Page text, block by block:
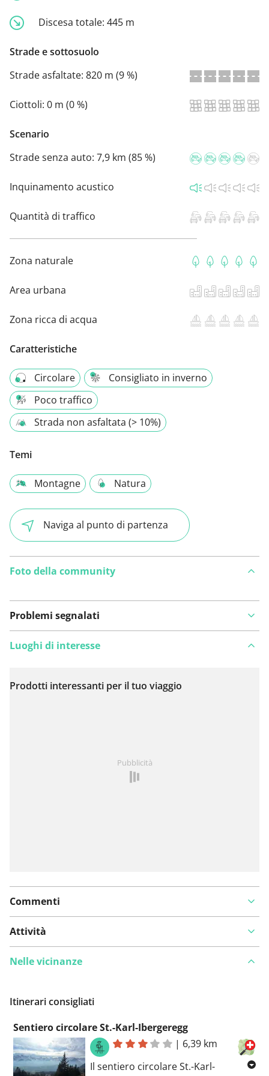
Discesa totale: 445 m
Strade e sottosuolo
Strade asfaltate: 820 m (9 %)
Ciottoli: 0 m (0 %)
Scenario
Strade senza auto: 7,9 km (85 %)
Inquinamento acustico
Quantità di traffico
Zona naturale
Area urbana
Zona ricca di acqua
Caratteristiche
Circolare
Consigliato in inverno
Poco traffico
Strada non asfaltata (> 10%)
Temi
Montagne Natura
Naviga al punto di partenza
Foto della community
Problemi segnalati
Visualizza sulla mappa
Luoghi di interesse
Prodotti interessanti per il tuo viaggio
Pubblicità
Commenti
Attività
Nelle vicinanze
Itinerari consigliati
Sentiero circolare St.-Karl-Ibergeregg
| 6,39 km
Il sentiero circolare St.-Karl-